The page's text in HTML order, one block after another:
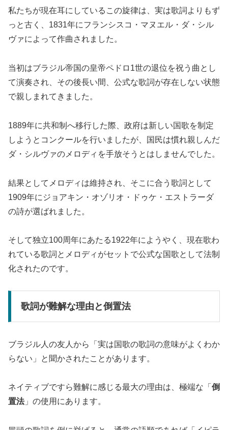
私たちが現在耳にしているこの旋律は、実は歌詞よりもず
っと古く、1831年にフランシスコ・マヌエル・ダ・シル
ヴァによって作曲されました。
当初はブラジル帝国の皇帝ペドロ1世の退位を祝う曲とし
て演奏され、その後長い間、公式な歌詞が存在しない状態
で親しまれてきました。
1889年に共和制へ移行した際、政府は新しい国歌を制定
しようとコンクールを行いましたが、国民は慣れ親しんだ
ダ・シルヴァのメロディを手放そうとはしませんでした。
結果としてメロディは維持され、そこに合う歌詞として
1909年にジョアキン・オゾリオ・ドゥケ・エストラーダ
の詩が選ばれました。
そして独立100周年にあたる1922年にようやく、現在歌わ
れている歌詞とメロディがセットで公式な国歌として法制
化されたのです。
歌詞が難解な理由と倒置法
ブラジル人の友人から「実は国歌の歌詞の意味がよくわか
らない」と聞かされたことがあります。
ネイティブですら難解に感じる最大の理由は、極端な「 倒
置法」の使用にあります。